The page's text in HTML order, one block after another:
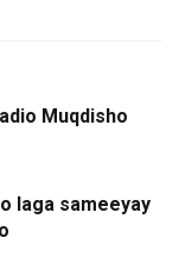
Muqdisho
laga sameeyay